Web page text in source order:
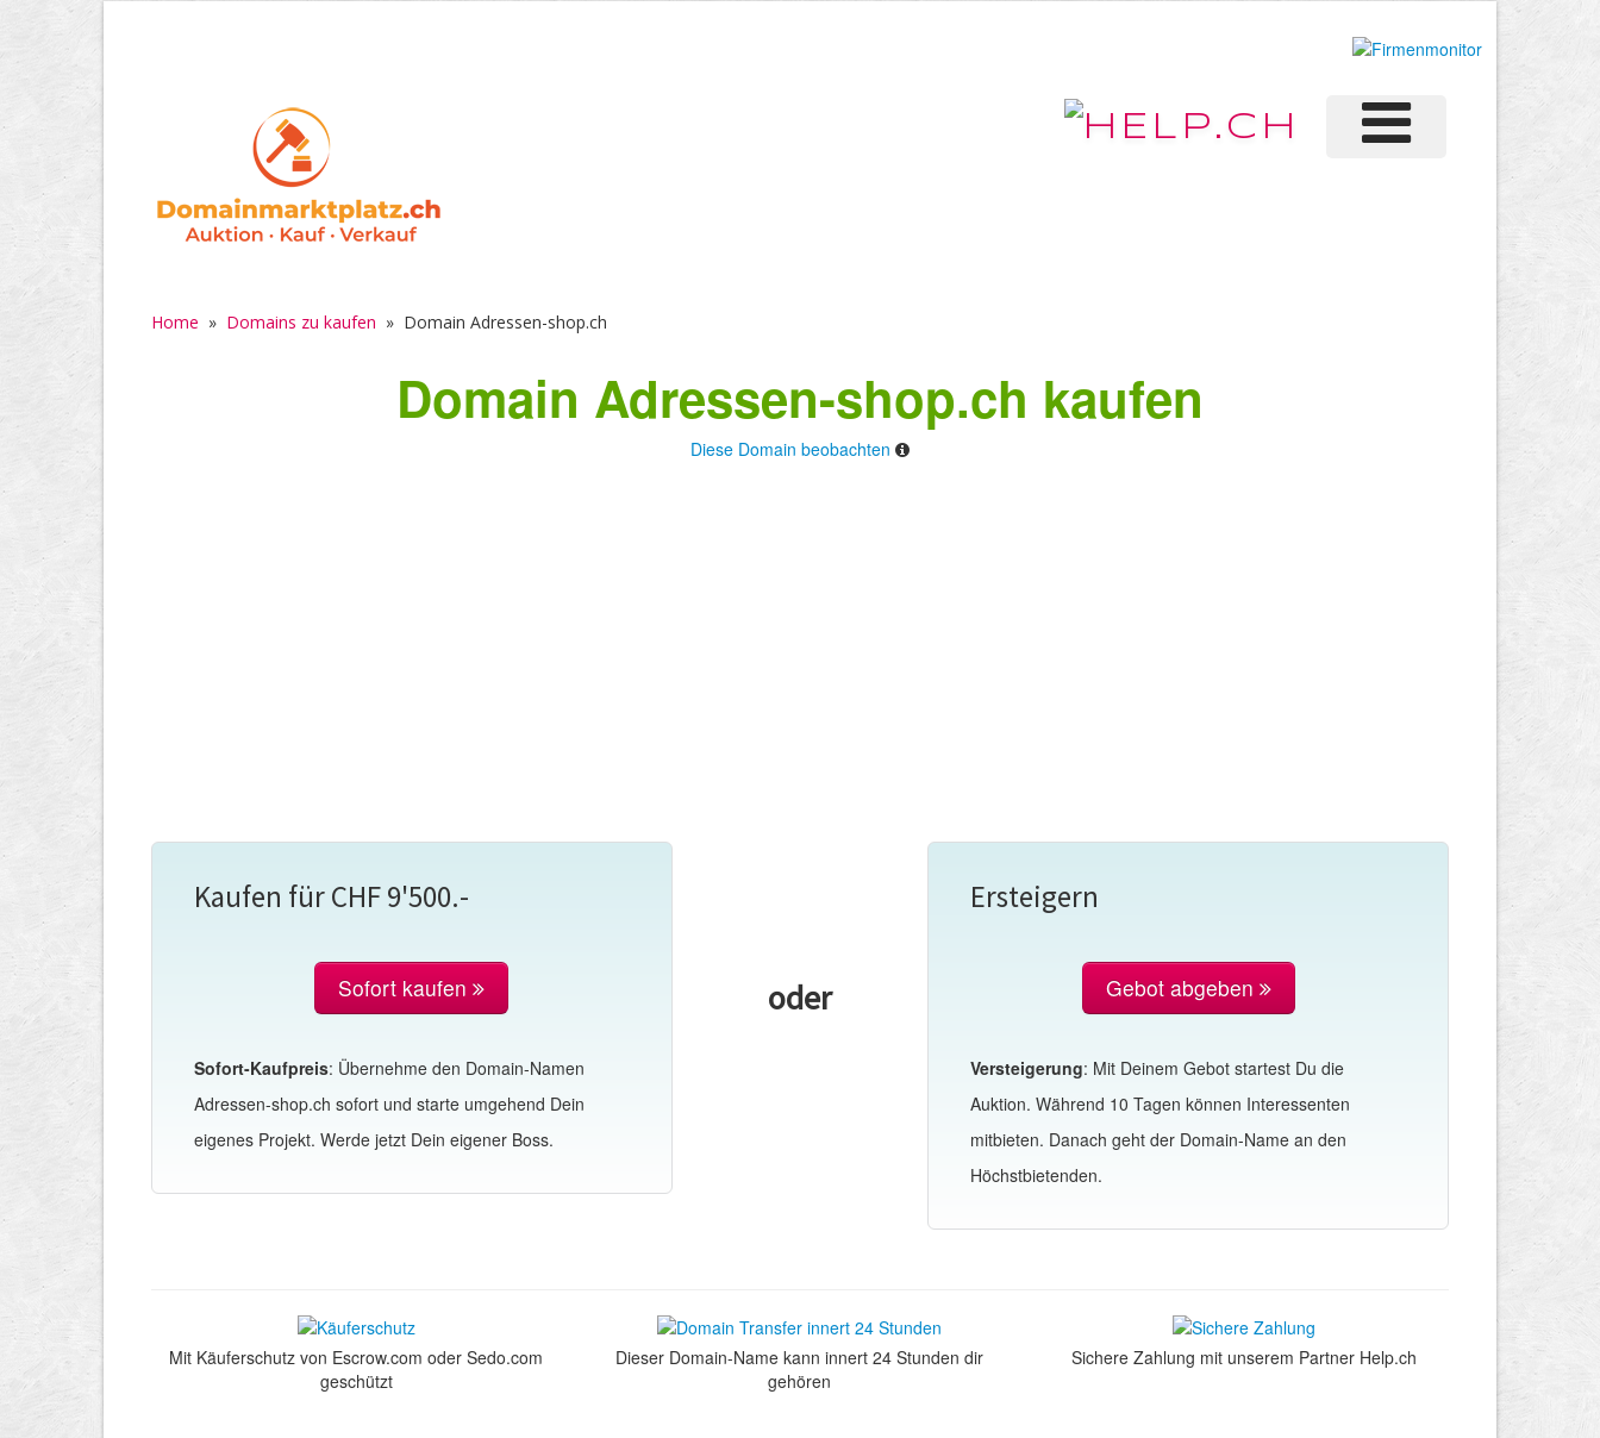
Home » Domains zu kaufen » Domain Adressen-shop.ch
Domain Adressen-shop.ch kaufen
Diese Domain beobachten
Kaufen für CHF 9'500.-
Sofort kaufen
Sofort-Kaufpreis: Übernehme den Domain-Namen
Adressen-shop.ch sofort und starte umgehend Dein
eigenes Projekt. Werde jetzt Dein eigener Boss.
oder
Ersteigern
Gebot abgeben
Versteigerung: Mit Deinem Gebot startest Du die
Auktion. Während 10 Tagen können Interessenten
mitbieten. Danach geht der Domain-Name an den
Höchstbietenden.
Mit Käuferschutz von Escrow.com oder Sedo.com
geschützt
Dieser Domain-Name kann innert 24 Stunden dir
gehören
Sichere Zahlung mit unserem Partner Help.ch